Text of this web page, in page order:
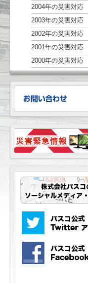
2004年の災害対応
2003年の災害対応
2002年の災害対応
2001年の災害対応
2000年の災害対応